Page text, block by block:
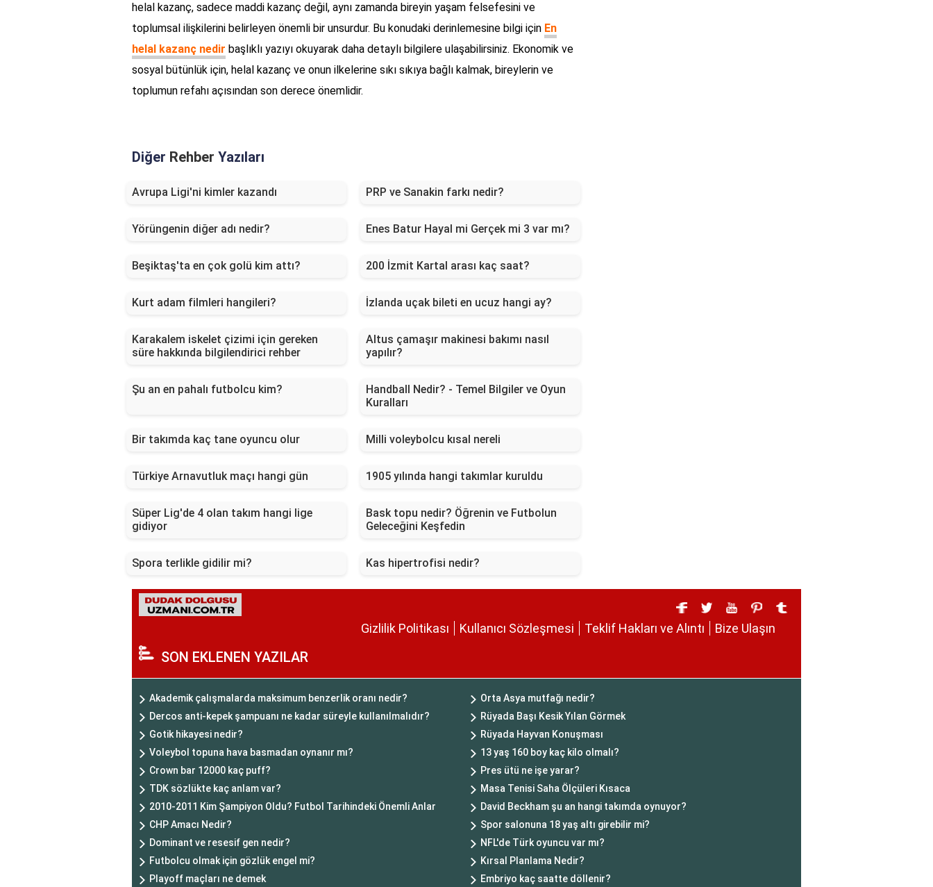
helal kazanç, sadece maddi kazanç değil, aynı zamanda bireyin yaşam felsefesini ve
toplumsal ilişkilerini belirleyen önemli bir unsurdur. Bu konudaki derinlemesine bilgi için En
helal kazanç nedir başlıklı yazıyı okuyarak daha detaylı bilgilere ulaşabilirsiniz. Ekonomik ve
sosyal bütünlük için, helal kazanç ve onun ilkelerine sıkı sıkıya bağlı kalmak, bireylerin ve
toplumun refahı açısından son derece önemlidir.
Diğer Rehber Yazıları
Avrupa Ligi'ni kimler kazandı PRP ve Sanakin farkı nedir?
Yörüngenin diğer adı nedir? Enes Batur Hayal mi Gerçek mi 3 var mı?
Beşiktaş'ta en çok golü kim attı? 200 İzmit Kartal arası kaç saat?
Kurt adam filmleri hangileri? İzlanda uçak bileti en ucuz hangi ay?
Karakalem iskelet çizimi için gereken
süre hakkında bilgilendirici rehber
Altus çamaşır makinesi bakımı nasıl
yapılır?
Şu an en pahalı futbolcu kim?
Handball Nedir? - Temel Bilgiler ve Oyun
Kuralları
Bir takımda kaç tane oyuncu olur Milli voleybolcu kısal nereli
Türkiye Arnavutluk maçı hangi gün 1905 yılında hangi takımlar kuruldu
Süper Lig'de 4 olan takım hangi lige
gidiyor
Bask topu nedir? Öğrenin ve Futbolun
Geleceğini Keşfedin
Spora terlikle gidilir mi? Kas hipertrofisi nedir?
Gizlilik Politikası Kullanıcı Sözleşmesi Teklif Hakları ve Alıntı Bize Ulaşın
SON EKLENEN YAZILAR
Akademik çalışmalarda maksimum benzerlik oranı nedir?
Orta Asya mutfağı nedir?
Dercos anti-kepek şampuanı ne kadar süreyle kullanılmalıdır?
Rüyada Başı Kesik Yılan Görmek
Gotik hikayesi nedir?
Rüyada Hayvan Konuşması
Voleybol topuna hava basmadan oynanır mı?
13 yaş 160 boy kaç kilo olmalı?
Crown bar 12000 kaç puff?
Pres ütü ne işe yarar?
TDK sözlükte kaç anlam var?
Masa Tenisi Saha Ölçüleri Kısaca
2010-2011 Kim Şampiyon Oldu? Futbol Tarihindeki Önemli Anlar
David Beckham şu an hangi takımda oynuyor?
CHP Amacı Nedir?
Spor salonuna 18 yaş altı girebilir mi?
Dominant ve resesif gen nedir?
NFL'de Türk oyuncu var mı?
Futbolcu olmak için gözlük engel mi?
Kırsal Planlama Nedir?
Playoff maçları ne demek
Embriyo kaç saatte döllenir?